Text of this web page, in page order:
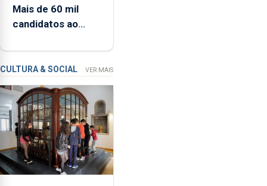
Resiliência
(PRR)
Açores
ronda
os
65
milhões
de
euros
e
abrange
13 de setembro
Mais de 60 mil
candidatos ao
1.ª fase
CULTURA & SOCIAL VER MAIS